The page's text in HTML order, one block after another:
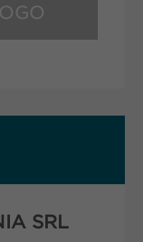
SRL